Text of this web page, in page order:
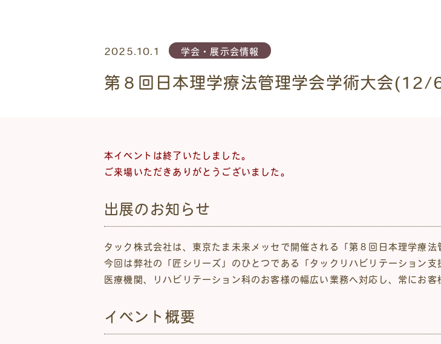
2025.10.1 学会・展示会情報
第８回日本理学療法管理学会学術大会
本イベントは終了いたしました。
ご来場いただきありがとうございました。
出展のお知らせ
タック株式会社は、東京たま未来メッセで開催される「第８回日本理学療法
今回は弊社の「匠シリーズ」のひとつである「タックリハビリテーション支
医療機関、リハビリテーション科のお客様の幅広い業務へ対応し、常にお
イベント概要